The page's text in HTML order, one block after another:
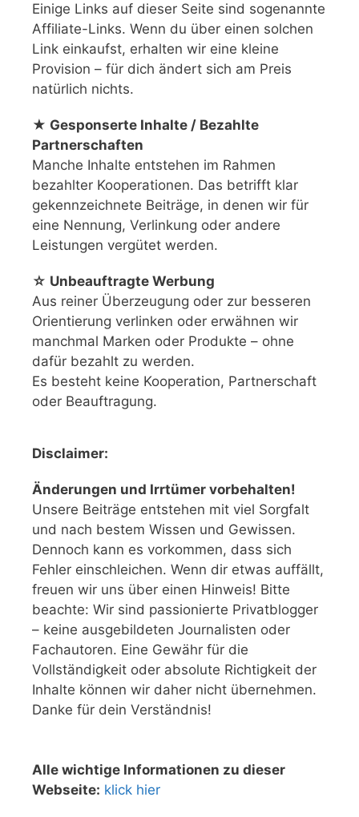
Einige Links auf dieser Seite sind sogenannte
Affiliate-Links. Wenn du über einen solchen
Link einkaufst, erhalten wir eine kleine
Provision – für dich ändert sich am Preis
natürlich nichts.
★ Gesponserte Inhalte / Bezahlte
Partnerschaften
Manche Inhalte entstehen im Rahmen
bezahlter Kooperationen. Das betrifft klar
gekennzeichnete Beiträge, in denen wir für
eine Nennung, Verlinkung oder andere
Leistungen vergütet werden.
☆ Unbeauftragte Werbung
Aus reiner Überzeugung oder zur besseren
Orientierung verlinken oder erwähnen wir
manchmal Marken oder Produkte – ohne
dafür bezahlt zu werden.
Es besteht keine Kooperation, Partnerschaft
oder Beauftragung.
Disclaimer:
Änderungen und Irrtümer vorbehalten!
Unsere Beiträge entstehen mit viel Sorgfalt
und nach bestem Wissen und Gewissen.
Dennoch kann es vorkommen, dass sich
Fehler einschleichen. Wenn dir etwas auffällt,
freuen wir uns über einen Hinweis! Bitte
beachte: Wir sind passionierte Privatblogger
– keine ausgebildeten Journalisten oder
Fachautoren. Eine Gewähr für die
Vollständigkeit oder absolute Richtigkeit der
Inhalte können wir daher nicht übernehmen.
Danke für dein Verständnis!
Alle wichtige Informationen zu dieser
Webseite: klick hier